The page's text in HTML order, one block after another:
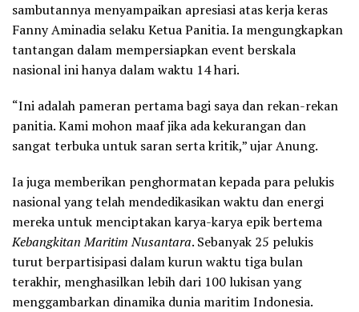
sambutannya menyampaikan apresiasi atas kerja keras
Fanny Aminadia selaku Ketua Panitia. Ia mengungkapkan
tantangan dalam mempersiapkan event berskala
nasional ini hanya dalam waktu 14 hari.
“Ini adalah pameran pertama bagi saya dan rekan-rekan
panitia. Kami mohon maaf jika ada kekurangan dan
sangat terbuka untuk saran serta kritik,” ujar Anung.
Ia juga memberikan penghormatan kepada para pelukis
nasional yang telah mendedikasikan waktu dan energi
mereka untuk menciptakan karya-karya epik bertema
Kebangkitan Maritim Nusantara. Sebanyak 25 pelukis
turut berpartisipasi dalam kurun waktu tiga bulan
terakhir, menghasilkan lebih dari 100 lukisan yang
menggambarkan dinamika dunia maritim Indonesia.